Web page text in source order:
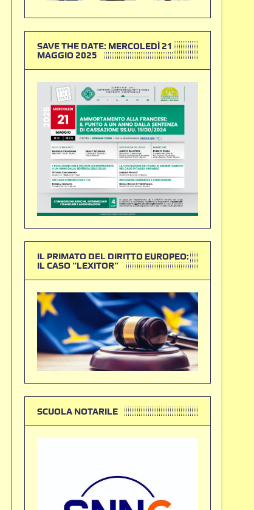
SAVE THE DATE: MERCOLEDÌ 21
MAGGIO 2025
IL PRIMATO DEL DIRITTO EUROPEO:
IL CASO “LEXITOR”
SCUOLA NOTARILE